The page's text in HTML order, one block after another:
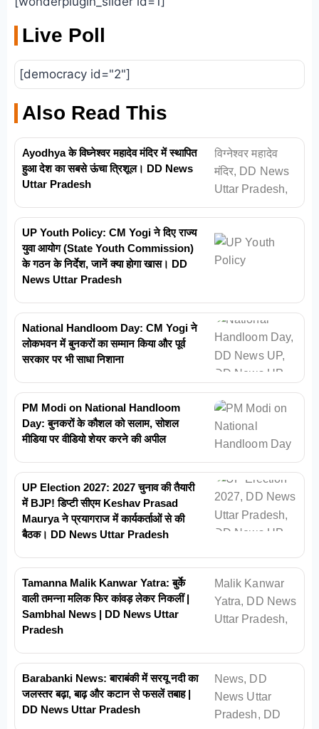
Live Poll
[democracy id="2"]
Also Read This
Ayodhya के विघ्नेश्वर महादेव मंदिर में स्थापित
हुआ देश का सबसे ऊंचा त्रिशूल। DD News
Uttar Pradesh
UP Youth Policy: CM Yogi ने दिए राज्य
युवा आयोग (State Youth Commission)
के गठन के निर्देश, जानें क्या होगा खास। DD
News Uttar Pradesh
National Handloom Day: CM Yogi ने
लोकभवन में बुनकरों का सम्मान किया और पूर्व
सरकार पर भी साधा निशाना
PM Modi on National Handloom
Day: बुनकरों के कौशल को सलाम, सोशल
मीडिया पर वीडियो शेयर करने की अपील
UP Election 2027: 2027 चुनाव की तैयारी
में BJP! डिप्टी सीएम Keshav Prasad
Maurya ने प्रयागराज में कार्यकर्ताओं से की
बैठक। DD News Uttar Pradesh
Tamanna Malik Kanwar Yatra: बुर्के
वाली तमन्ना मलिक फिर कांवड़ लेकर निकलीं |
Sambhal News | DD News Uttar
Pradesh
Barabanki News: बाराबंकी में सरयू नदी का
जलस्तर बढ़ा, बाढ़ और कटान से फसलें तबाह |
DD News Uttar Pradesh